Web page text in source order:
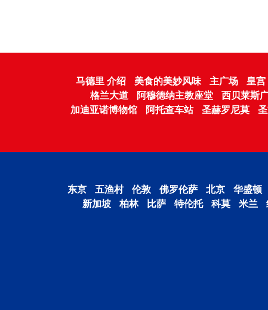
马德里 介绍 美食的美妙风味 主广场 皇宫
格兰大道
阿穆德纳主教座堂 西贝莱斯
加迪亚诺博物馆
阿托查车站 圣赫罗尼莫
东京 五渔村 伦敦 佛罗伦萨 北京 华盛顿
新加坡
柏林 比萨 特伦托 科莫 米兰